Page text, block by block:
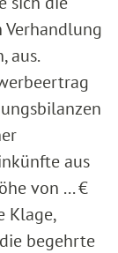
aus.
aus
von ... €
Klage,
begehrte